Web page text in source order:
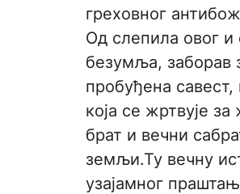
греховног
Од слепила овог и
безумља, заборав
пробуђена
која се жртвује
брат и вечни
земљи.Ту вечну
узајамног